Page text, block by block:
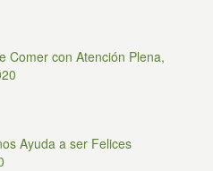
Comer con Atención Plena,
Ayuda a ser Felices